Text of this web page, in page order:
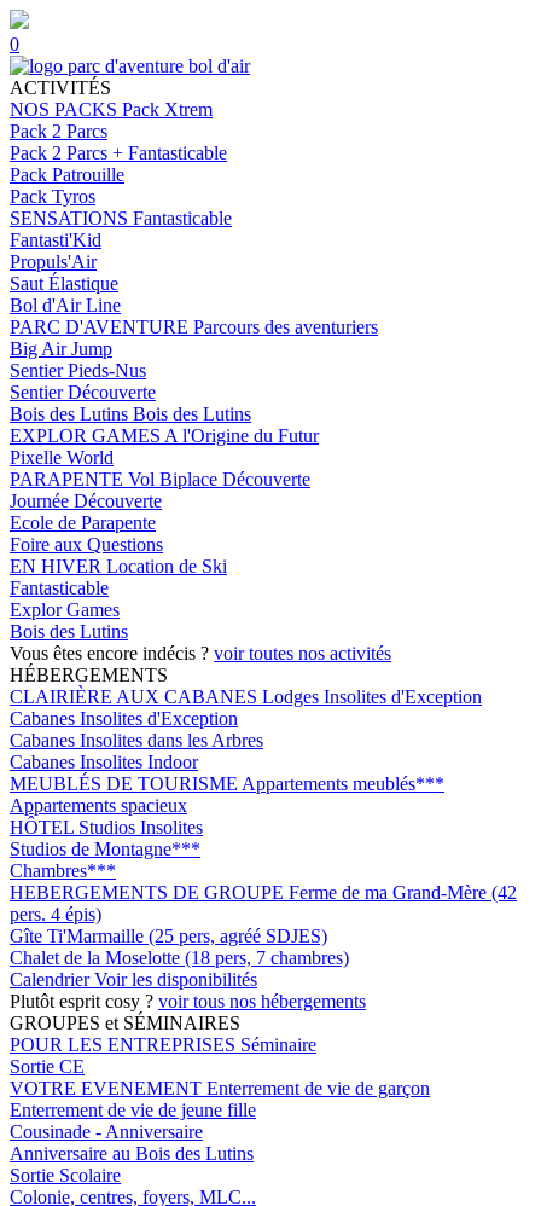
0
ACTIVITÉS
NOS PACKS Pack Xtrem
Pack 2 Parcs
Pack 2 Parcs + Fantasticable
Pack Patrouille
Pack Tyros
SENSATIONS Fantasticable
Fantasti'Kid
Propuls'Air
Saut Élastique
Bol d'Air Line
PARC D'AVENTURE Parcours des aventuriers
Big Air Jump
Sentier Pieds-Nus
Sentier Découverte
Bois des Lutins Bois des Lutins
EXPLOR GAMES A l'Origine du Futur
Pixelle World
PARAPENTE Vol Biplace Découverte
Journée Découverte
Ecole de Parapente
Foire aux Questions
EN HIVER Location de Ski
Fantasticable
Explor Games
Bois des Lutins
Vous êtes encore indécis ? voir toutes nos activités
HÉBERGEMENTS
CLAIRIÈRE AUX CABANES Lodges Insolites d'Exception
Cabanes Insolites d'Exception
Cabanes Insolites dans les Arbres
Cabanes Insolites Indoor
MEUBLÉS DE TOURISME Appartements meublés***
Appartements spacieux
HÔTEL Studios Insolites
Studios de Montagne***
Chambres***
HEBERGEMENTS DE GROUPE Ferme de ma Grand-Mère (42
pers. 4 épis)
Gîte Ti'Marmaille (25 pers, agréé SDJES)
Chalet de la Moselotte (18 pers, 7 chambres)
CalendrierVoir les disponibilités
Plutôt esprit cosy ? voir tous nos hébergements
GROUPES et SÉMINAIRES
POUR LES ENTREPRISES Séminaire
Sortie CE
VOTRE EVENEMENT Enterrement de vie de garçon
Enterrement de vie de jeune fille
Cousinade - Anniversaire
Anniversaire au Bois des Lutins
Sortie Scolaire
Colonie, centres, foyers, MLC...